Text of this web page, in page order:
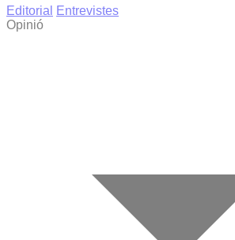
Editorial
Entrevistes
Opinió